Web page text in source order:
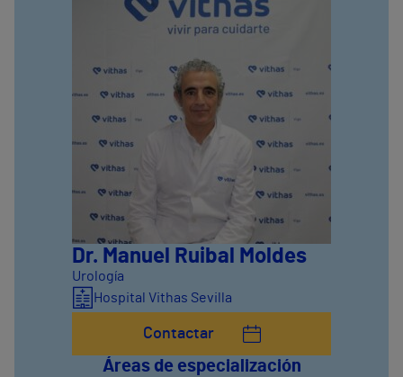
Dr. Manuel Ruibal Moldes
Urología
Hospital Vithas Sevilla
Contactar
Áreas de especialización